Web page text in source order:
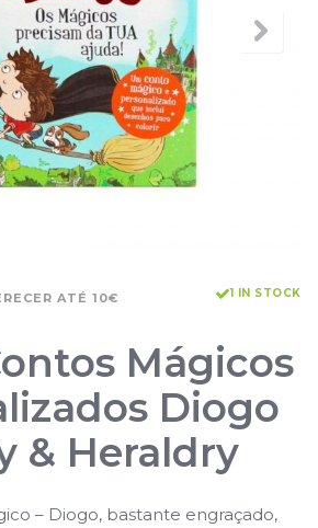
ATÉ 10€ 1 IN STOCK
Mágicos
Diogo
& Heraldry
– Diogo, bastante engraçado,